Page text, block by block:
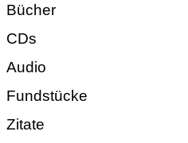
Bücher
CDs
Audio
Fundstücke
Zitate